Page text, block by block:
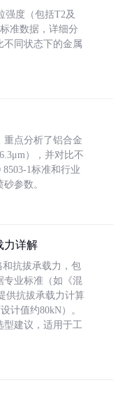
强度（包括T2及
准数据，详细分
不同状态下的金属
重点分析了铝合金
），并对比不
1标准和行业
参数。
力详解
抗拔承载力，包
专业标准（如《混
供抗拔承载力计算
计值约80kN）。
型建议，适用于工